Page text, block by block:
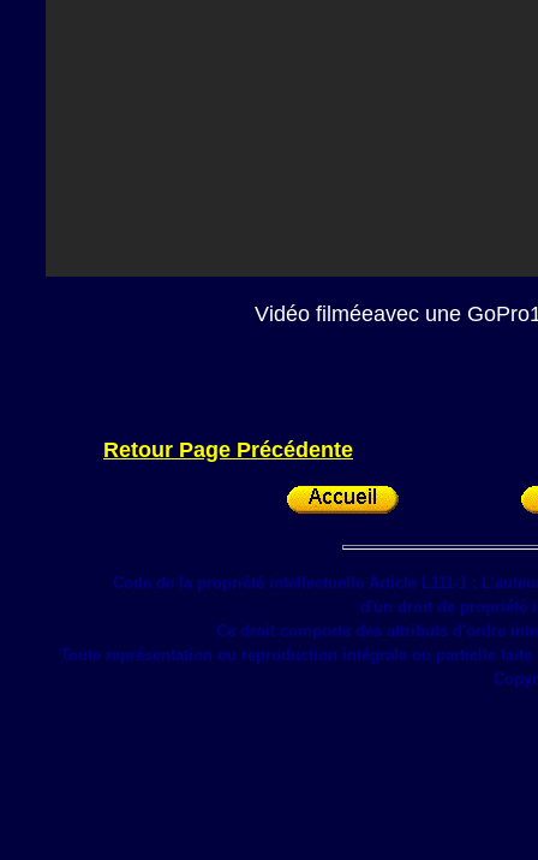
Retour Page Précédente
Code de la propriété intellectuelle Article L111-1 :
d'un droit de propriété
Ce droit comporte des attributs d'ordre
Toute représentation ou reproduction intégrale ou partielle